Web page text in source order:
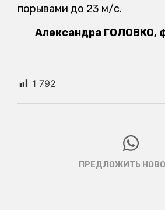
порывами до 23 м/с.
Александра ГОЛОВКО,
1 792
ПРЕДЛОЖИТЬ